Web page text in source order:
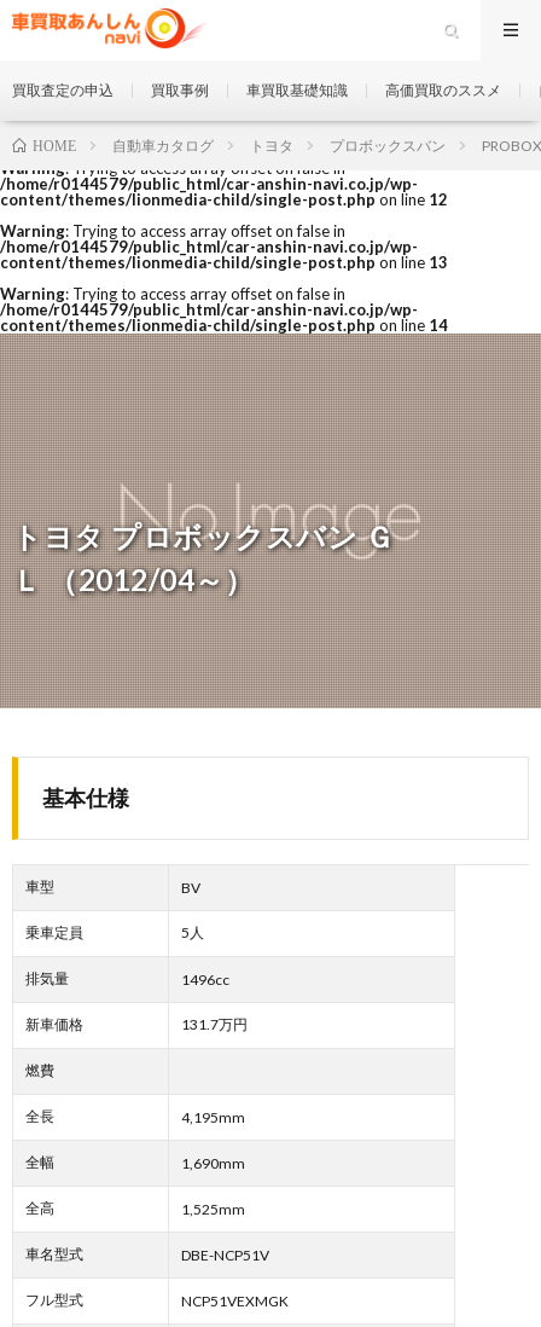
Warning: Trying to access array offset on false in
/home/r0144579/public_html/car-anshin-navi.co.jp/wp-
content/themes/lionmedia-child/single-post.php on line 12
Warning: Trying to access array offset on false in
/home/r0144579/public_html/car-anshin-navi.co.jp/wp-
content/themes/lionmedia-child/single-post.php on line 13
Warning: Trying to access array offset on false in
/home/r0144579/public_html/car-anshin-navi.co.jp/wp-
content/themes/lionmedia-child/single-post.php on line 14
買取査定の申込 買取事例 車買取基礎知識 高価買取のススメ
トヨタ プロボックスバン Ｇ
Ｌ （2012/04～）
HOME 自動車カタログ トヨタ プロボックスバン
基本仕様
車型 BV
乗車定員 5人
排気量 1496cc
新車価格 131.7万円
燃費
全長 4,195mm
全幅 1,690mm
全高 1,525mm
車名型式 DBE-NCP51V
フル型式 NCP51VEXMGK